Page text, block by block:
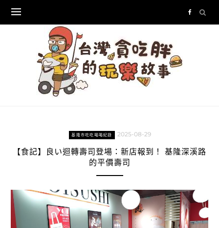
content
基隆市吃吃喝喝紀錄 2025-08-29
【食記】良い迴轉壽司登場：新店報到！ 基隆深溪路
的平價壽司